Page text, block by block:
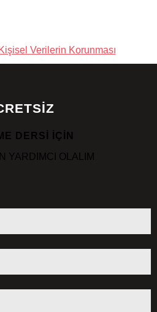
Verilerin Korunması
DERSİ İÇİN
YARDIMCI OLALIM